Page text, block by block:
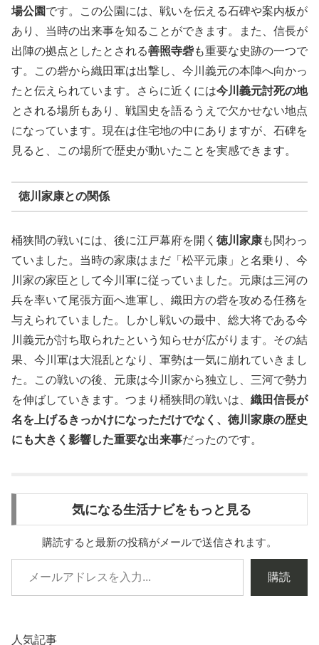
場公園です。この公園には、戦いを伝える石碑や案内板が
あり、当時の出来事を知ることができます。また、信長が
出陣の拠点としたとされる善照寺砦も重要な史跡の一つで
す。この砦から織田軍は出撃し、今川義元の本陣へ向かっ
たと伝えられています。さらに近くには今川義元討死の地
とされる場所もあり、戦国史を語るうえで欠かせない地点
になっています。現在は住宅地の中にありますが、石碑を
見ると、この場所で歴史が動いたことを実感できます。
徳川家康との関係
桶狭間の戦いには、後に江戸幕府を開く 徳川家康も関わっ
ていました。当時の家康はまだ「松平元康」と名乗り、今
川家の家臣として今川軍に従っていました。元康は三河の
兵を率いて尾張方面へ進軍し、織田方の砦を攻める任務を
与えられていました。しかし戦いの最中、総大将である今
川義元が討ち取られたという知らせが広がります。その結
果、今川軍は大混乱となり、軍勢は一気に崩れていきまし
た。この戦いの後、元康は今川家から独立し、三河で勢力
を伸ばしていきます。つまり桶狭間の戦いは、 織田信長が
名を上げるきっかけになっただけでなく、徳川家康の歴史
にも大きく影響した重要な出来事だったのです。
気になる生活ナビをもっと見る
購読すると最新の投稿がメールで送信されます。
購読
人気記事